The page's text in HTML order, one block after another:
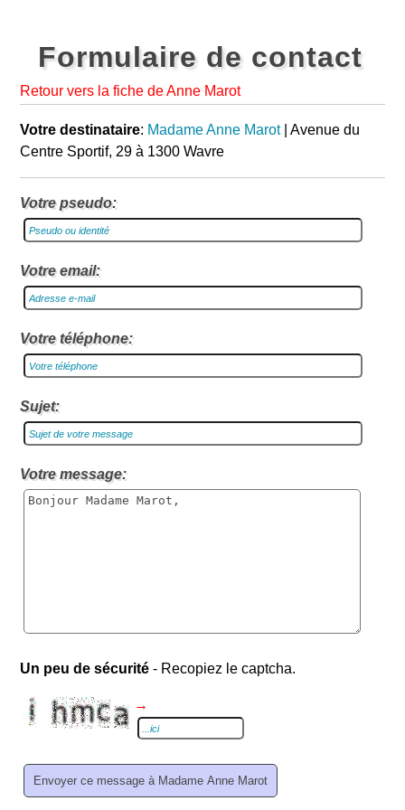
Formulaire de contact
Retour vers la fiche de Anne Marot
Votre destinataire: Madame Anne Marot| Avenue du
Centre Sportif, 29 à 1300 Wavre
Votre pseudo:
Votre email:
Votre téléphone:
Sujet:
Votre message:
Un peu de sécurité - Recopiez le captcha.
→